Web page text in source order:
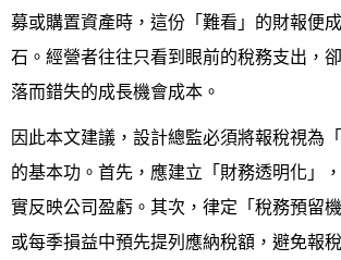
募或購置資產時，這份「難看」的財報便
石。經營者往往只看到眼前的稅務支出，
落而錯失的成長機會成本。
因此本文建議，設計總監必須將報稅視為
的基本功。首先，應建立「財務透明化」
實反映公司盈虧。其次，律定「稅務預留
或每季損益中預先提列應納稅額，避免報
鄉村
工業
日式
中式
美式
一般屋主方案
3房2聽 - 基本版
3房2廳 - 精裝版
國外案例
設計私房話
新竹市
基隆市